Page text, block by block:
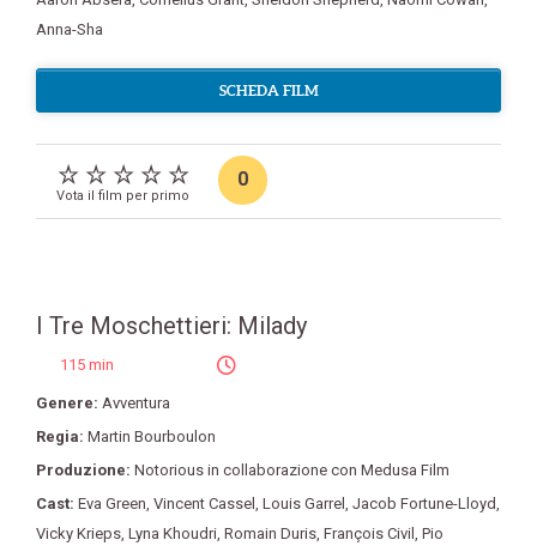
Anna-Sha
SCHEDA FILM
Vota il film per primo
0
I Tre Moschettieri: Milady
115 min
Genere: Avventura
Regia: Martin Bourboulon
Produzione: Notorious in collaborazione con Medusa Film
Cast: Eva Green Vincent Cassel Louis Garrel Jacob Fortune-Lloyd
Vicky Krieps Lyna Khoudri Romain Duris François Civil Pio